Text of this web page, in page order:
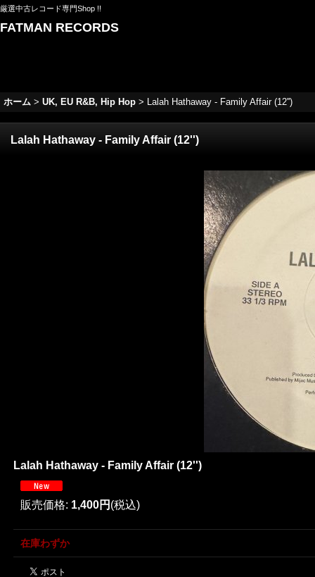
厳選中古レコード専門Shop !!
FATMAN RECORDS
ホーム > UK, EU R&B, Hip Hop > Lalah Hathaway - Family Affair (12'')
Lalah Hathaway - Family Affair (12'')
Lalah Hathaway - Family Affair (12'')
販売価格: 1,400円 (税込)
在庫わずか